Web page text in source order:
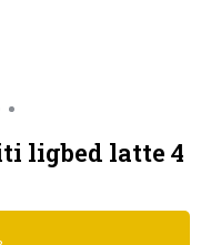
ligbed latte 4